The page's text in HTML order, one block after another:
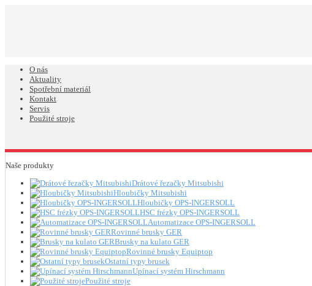
O nás
Aktuality
Spotřební materiál
Kontakt
Servis
Použité stroje
Naše produkty
Drátové řezačky Mitsubishi
Hloubičky Mitsubishi
Hloubičky OPS-INGERSOLL
HSC frézky OPS-INGERSOLL
Automatizace OPS-INGERSOLL
Rovinné brusky GER
Brusky na kulato GER
Rovinné brusky Equiptop
Ostatní typy brusek
Upínací systém Hirschmann
Použité stroje